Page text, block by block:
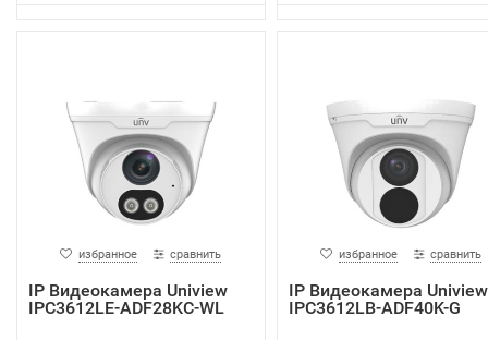
избранное сравнить
IP Видеокамера Uniview
IPC3612LE-ADF28KC-WL
избранное сравнить
IP Видеокамера Uniview
IPC3612LB-ADF40K-G